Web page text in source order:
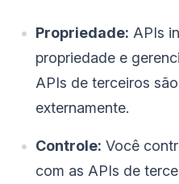
Propriedade: APIs
propriedade e
APIs de terceiros
externamente.
Controle: Você
com as APIs de